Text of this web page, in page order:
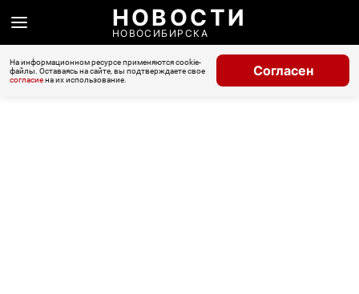
НОВОСТИ
НОВОСИБИРСКА
На информационном ресурсе применяются cookie-
файлы. Оставаясь на сайте, вы подтверждаете свое
согласиена их использование.
Согласен